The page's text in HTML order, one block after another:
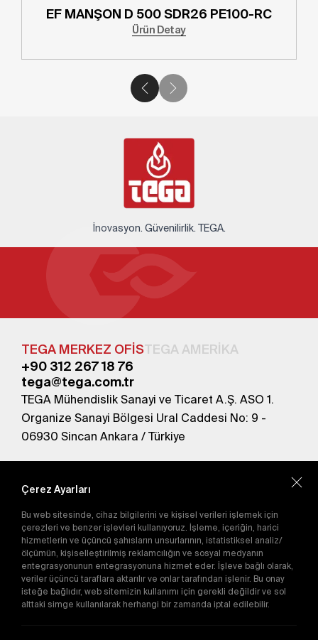
EF MANŞON D 500 SDR26 PE100-RC
Ürün Detay
İnovasyon. Güvenilirlik. TEGA.
TEGA MERKEZ OFİSTEGA AMERİKA
+90 312 267 18 76
tega@tega.com.tr
TEGA Mühendislik Sanayi ve Ticaret A.Ş. ASO 1.
Organize Sanayi Bölgesi Ural Caddesi No: 9 -
06930 Sincan Ankara / Türkiye
abone olun.
Gönder
Abone olarakGizlilik Politikası'nı
kabul etmiş
olursunuz.
E-Katalog
Çerez Ayarları
Bu web sitesinde, cihaz bilgilerini ve kişisel verileri işlemek için
çerezleri ve benzer işlevleri kullanıyoruz. İşleme, içeriğin, harici
hizmetlerin ve üçüncü şahısların unsurlarının, istatistiksel analiz/
ölçümün, kişiselleştirilmiş reklamcılığın ve sosyal medyanın
entegrasyonunun entegrasyonuna hizmet eder. İşleve bağlı olarak,
veriler üçüncü taraflara aktarılır ve onlar tarafından işlenir. Bu onay
isteğe bağlıdır, web sitemizin kullanımı için gerekli değildir ve sol
alttaki simge kullanılarak herhangi bir zamanda iptal edilebilir.